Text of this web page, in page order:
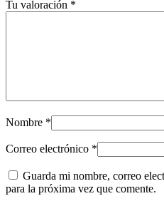
Tu valoración *
Nombre *
Correo electrónico *
Guarda mi nombre, correo
para la próxima vez que comente.